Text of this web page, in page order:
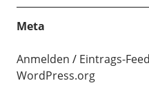
Meta
Anmelden Eintrags-Feed
WordPress.org